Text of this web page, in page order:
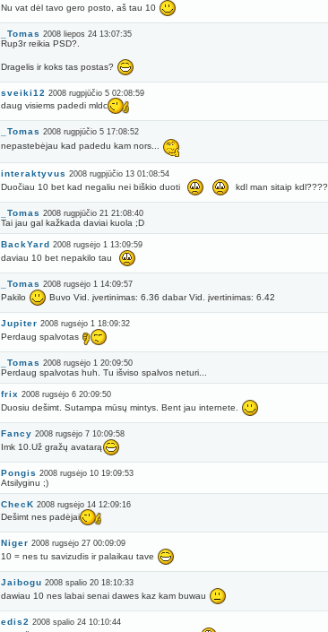
Nu vat dėl tavo gero posto, aš tau 10
_Tomas 2008 liepos 24 13:07:35
Rup3r reikia PSD?.
Dragelis ir koks tas postas?
sveiki12 2008 rugpjūčio 5 02:08:59
daug visiems padedi mldc
_Tomas 2008 rugpjūčio 5 17:08:52
nepastebėjau kad padedu kam nors...
interaktyvus 2008 rugpjūčio 13 01:08:54
Duočiau 10 bet kad negaliu nei biškio duoti kdl man sitaip kdl????
_Tomas 2008 rugpjūčio 21 21:08:40
Tai jau gal kažkada daviai kuola ;D
BackYard 2008 rugsėjo 1 13:09:59
daviau 10 bet nepakilo tau
_Tomas 2008 rugsėjo 1 14:09:57
Pakilo Buvo Vid. įvertinimas: 6.36 dabar Vid. įvertinimas: 6.42
Jupiter 2008 rugsėjo 1 18:09:32
Perdaug spalvotas
_Tomas 2008 rugsėjo 1 20:09:50
Perdaug spalvotas huh. Tu išviso spalvos neturi...
frix 2008 rugsėjo 6 20:09:50
Duosiu dešimt. Sutampa mūsų mintys. Bent jau internete.
Fancy 2008 rugsėjo 7 10:09:58
Imk 10.Už gražų avatarą
Pongis 2008 rugsėjo 10 19:09:53
Atsilyginu ;)
ChecK 2008 rugsėjo 14 12:09:16
Dešimt nes padėjai
Niger 2008 rugsėjo 27 00:09:09
10 = nes tu savizudis ir palaikau tave
Jaibogu 2008 spalio 20 18:10:33
dawiau 10 nes labai senai dawes kaz kam buwau
edis2 2008 spalio 24 10:10:44